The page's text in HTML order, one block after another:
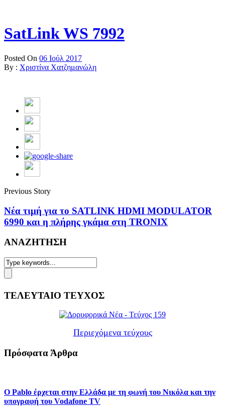
SatLink WS 7992
Posted On 06 Ιούλ 2017
By : Χριστίνα Χατζημανώλη
Previous Story
Νέα τιμή για το SATLINK HDMI MODULATOR
6990 και η πλήρης γκάμα στη TRONIX
ΑΝΑΖΗΤΗΣΗ
ΤΕΛΕΥΤΑΙΟ ΤΕΥΧΟΣ
Περιεχόμενα τεύχους
Πρόσφατα Άρθρα
Ο Pablo έρχεται στην Ελλάδα με τη φωνή του Νικόλα και την
υπογραφή του Vodafone TV